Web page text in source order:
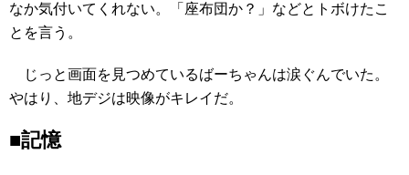
なか気付いてくれない。「座布団か？」などとトボけたこ
とを言う。
じっと画面を見つめているばーちゃんは涙ぐんでいた。
やはり、地デジは映像がキレイだ。
■記憶